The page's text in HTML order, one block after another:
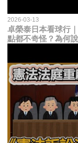
2026-03-13
卓榮泰日本看球行
點都不奇怪？為何